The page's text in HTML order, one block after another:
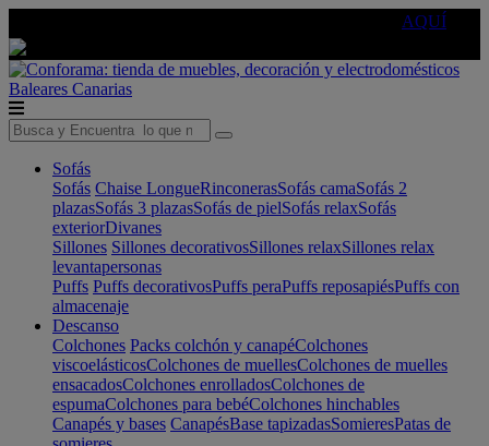
AQUÍ
Baleares Canarias
Sofás
Sofás Chaise LongueRinconerasSofás camaSofás 2
plazasSofás 3 plazasSofás de pielSofás relaxSofás
exteriorDivanes
Sillones Sillones decorativosSillones relaxSillones relax
levantapersonas
Puffs Puffs decorativosPuffs peraPuffs reposapiésPuffs con
almacenaje
Descanso
Colchones Packs colchón y canapéColchones
viscoelásticosColchones de muellesColchones de muelles
ensacadosColchones enrolladosColchones de
espumaColchones para bebéColchones hinchables
Canapés y bases CanapésBase tapizadasSomieresPatas de